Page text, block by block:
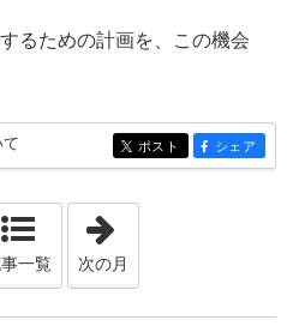
るための計画を、この機会
て entry494
ポスト entry494
シェア
年3月」
一覧 次の月